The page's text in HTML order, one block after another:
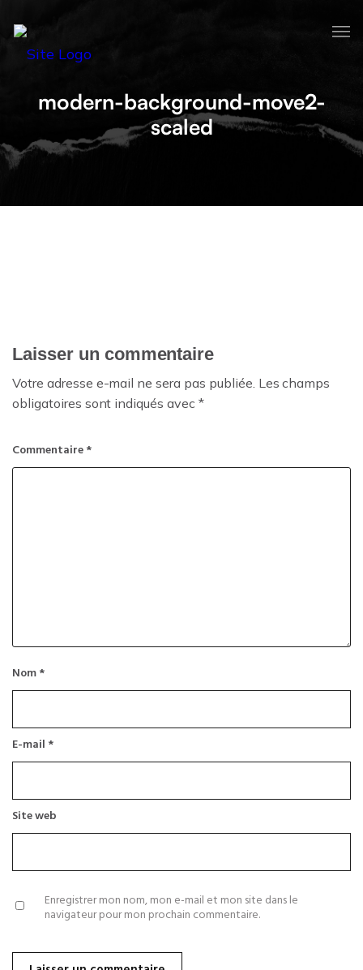
modern-background-move2-
scaled
Laisser un commentaire
Votre adresse e-mail ne sera pas publiée. Les champs
obligatoires sont indiqués avec *
Commentaire*
Nom*
E-mail *
Site web
Enregistrer mon nom, mon e-mail et mon site dans le
navigateur pour mon prochain commentaire.